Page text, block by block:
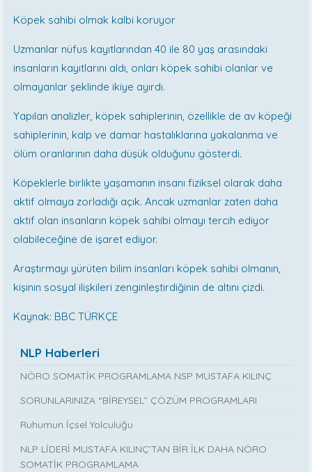
Köpek sahibi olmak kalbi koruyor
Uzmanlar nüfus kayıtlarından 40 ile 80 yaş arasındaki
insanların kayıtlarını aldı, onları köpek sahibi olanlar ve
olmayanlar şeklinde ikiye ayırdı.
Yapılan analizler, köpek sahiplerinin, özellikle de av köpeği
sahiplerinin, kalp ve damar hastalıklarına yakalanma ve
ölüm oranlarının daha düşük olduğunu gösterdi.
Köpeklerle birlikte yaşamanın insanı fiziksel olarak daha
aktif olmaya zorladığı açık. Ancak uzmanlar zaten daha
aktif olan insanların köpek sahibi olmayı tercih ediyor
olabileceğine de işaret ediyor.
Araştırmayı yürüten bilim insanları köpek sahibi olmanın,
kişinin sosyal ilişkileri zenginleştirdiğinin de altını çizdi.
Kaynak: BBC TÜRKÇE
NLP Haberleri
NÖRO SOMATİK PROGRAMLAMA NSP MUSTAFA KILINÇ
SORUNLARINIZA “BİREYSEL” ÇÖZÜM PROGRAMLARI
Ruhumun İçsel Yolculuğu
NLP LİDERİ MUSTAFA KILINÇ’TAN BİR İLK DAHA NÖRO
SOMATİK PROGRAMLAMA